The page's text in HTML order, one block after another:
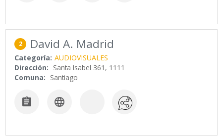
2 David A. Madrid
Categoría: AUDIOVISUALES
Dirección: Santa Isabel 361, 1111
Comuna: Santiago
 